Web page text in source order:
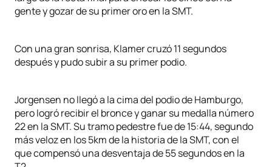
gente y gozar de su primer oro en la SMT.
Con una gran sonrisa, Klamer cruzó 11 segundos
después y pudo subir a su primer podio.
Jorgensen no llegó a la cima del podio de Hamburgo,
pero logró recibir el bronce y ganar su medalla número
22 en la SMT. Su tramo pedestre fue de 15:44, segundo
más veloz en los 5km de la historia de la SMT, con el
que compensó una desventaja de 55 segundos en la